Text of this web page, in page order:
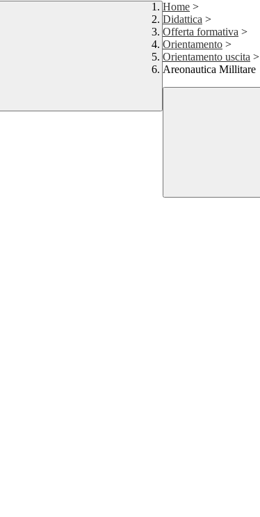
Home >
Didattica >
Offerta formativa >
Orientamento >
Orientamento uscita >
Areonautica Millitare